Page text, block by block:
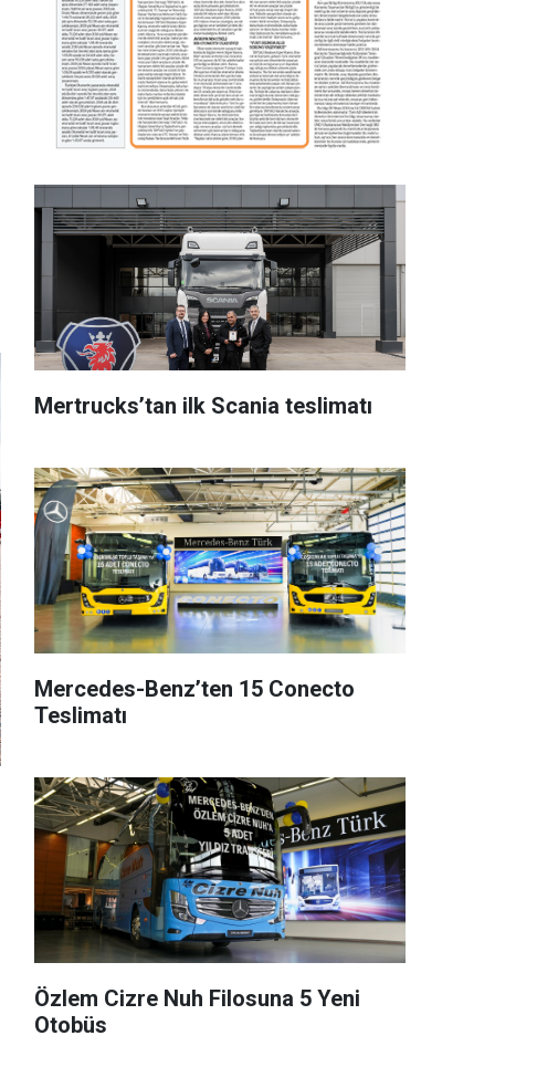
Mertrucks’tan ilk Scania teslimatı
Mercedes-Benz’ten 15 Conecto
Teslimatı
Özlem Cizre Nuh Filosuna 5 Yeni
Otobüs